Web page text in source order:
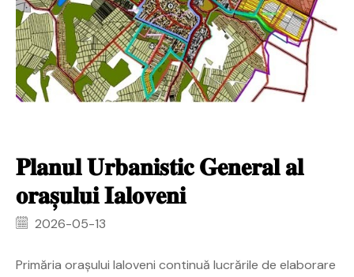
𝐏𝐥𝐚𝐧𝐮𝐥 𝐔𝐫𝐛𝐚𝐧𝐢𝐬𝐭𝐢𝐜 𝐆𝐞𝐧𝐞𝐫𝐚𝐥 𝐚𝐥
𝐨𝐫𝐚𝐬̦𝐮𝐥𝐮𝐢 𝐈𝐚𝐥𝐨𝐯𝐞𝐧𝐢
2026-05-13
Primăria orașului Ialoveni continuă lucrările de elaborare